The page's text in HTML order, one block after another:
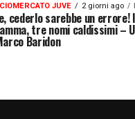
JUVE 2 giorni ago
cederlo sarebbe un
tre nomi caldissimi –
Baridon